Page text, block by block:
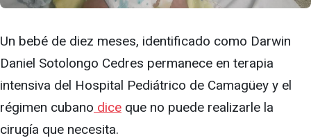
Un bebé de diez meses, identificado como Darwin
Daniel Sotolongo Cedres permanece en terapia
intensiva del Hospital Pediátrico de Camagüey y el
régimen cubano dice que no puede realizarle la
cirugía que necesita.